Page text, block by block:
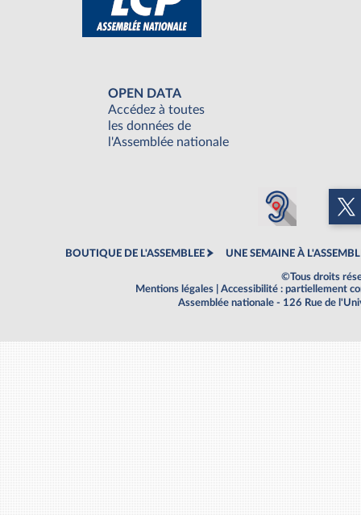
OPEN DATA
Accédez à toutes
les données de
l'Assemblée nationale
BOUTIQUE DE L'ASSEMBLEE UNE SEMAINE À
©Tous droits
Mentions légales
Accessibilité : partiellement
Assemblée nationale - 126 Rue de